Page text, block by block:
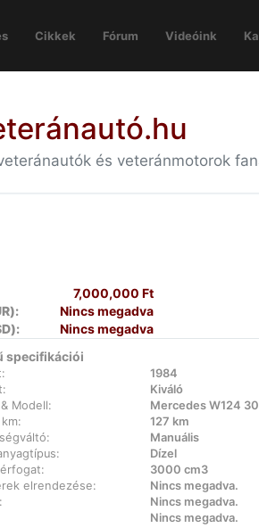
Cikkek Fórum Videóink
és veteránmotorok
7,000,000 Ft
Nincs megadva
Nincs megadva
specifikációi
1984
Kiváló
Modell:
Mercedes W124
127 km
Manuális
Dízel
3000 cm3
elrendezése:
Nincs megadva.
Nincs megadva.
Nincs megadva.